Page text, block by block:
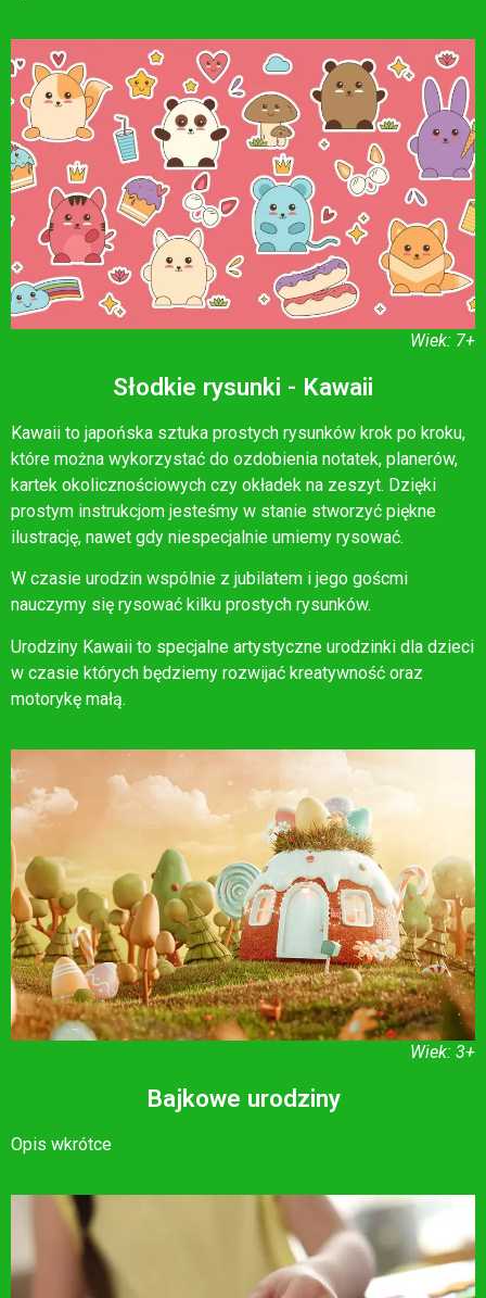
Wiek: 7+
Słodkie rysunki - Kawaii
Kawaii to japońska sztuka prostych rysunków krok po kroku,
które można wykorzystać do ozdobienia notatek, planerów,
kartek okolicznościowych czy okładek na zeszyt. Dzięki
prostym instrukcjom jesteśmy w stanie stworzyć piękne
ilustrację, nawet gdy niespecjalnie umiemy rysować.
W czasie urodzin wspólnie z jubilatem i jego goścmi
nauczymy się rysować kilku prostych rysunków.
Urodziny Kawaii to specjalne artystyczne urodzinki dla dzieci
w czasie których będziemy rozwijać kreatywność oraz
motorykę małą.
Wiek: 3+
Bajkowe urodziny
Opis wkrótce